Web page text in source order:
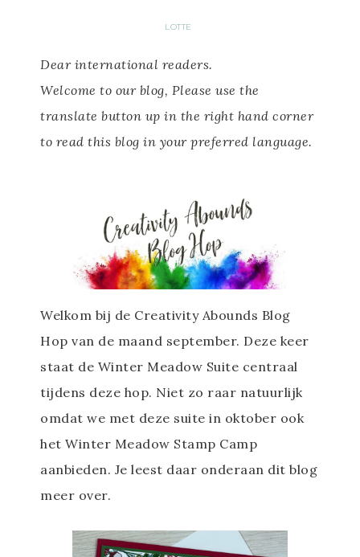
LOTTE
Dear international readers.
Welcome to our blog, Please use the
translate button up in the right hand corner
to read this blog in your preferred language.
Welkom bij de Creativity Abounds Blog
Hop van de maand september. Deze keer
staat de Winter Meadow Suite centraal
tijdens deze hop. Niet zo raar natuurlijk
omdat we met deze suite in oktober ook
het Winter Meadow Stamp Camp
aanbieden. Je leest daar onderaan dit blog
meer over.